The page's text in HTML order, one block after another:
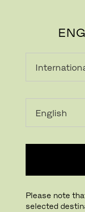
Please note
selected